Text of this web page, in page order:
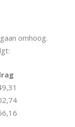
omhoog.